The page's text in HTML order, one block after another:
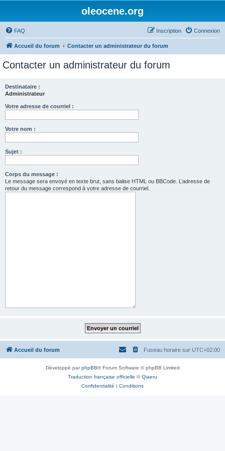
oleocene.org
FAQ Connexion
Inscription
Accueil du forum Contacter un administrateur du forum
Contacter un administrateur du forum
Destinataire :
Administrateur
Votre adresse de courriel :
Votre nom :
Sujet :
Corps du message :
Le message sera envoyé en texte brut, sans balise HTML ou BBCode. L’adresse de
retour du message correspond à votre adresse de courriel.
Accueil du forum Fuseau horaire sur UTC+02:00
Développé parphpBB® Forum Software © phpBB Limited
Traduction française officielle ©Qiaeru
Confidentialité | Conditions